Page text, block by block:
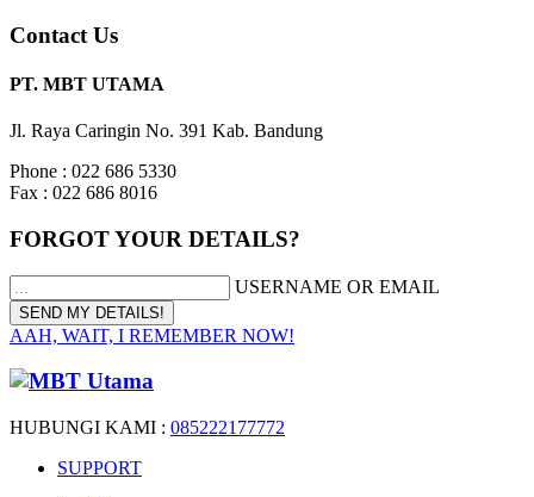
Contact Us
PT. MBT UTAMA
Jl. Raya Caringin No. 391 Kab. Bandung
Phone : 022 686 5330
Fax : 022 686 8016
FORGOT YOUR DETAILS?
USERNAME OR EMAIL
AAH, WAIT, I REMEMBER NOW!
HUBUNGI KAMI : 085222177772
SUPPORT